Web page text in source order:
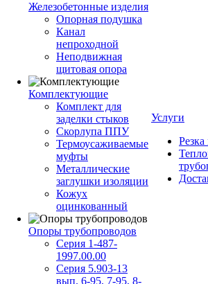
Железобетонные изделия
Опорная подушка
Канал
непроходной
Неподвижная
щитовая опора
Комплектующие
Комплект для
заделки стыков
Скорлупа ППУ
Термоусаживаемые
муфты
Металлические
заглушки изоляции
Кожух
оцинкованный
Опоры трубопроводов
Серия 1-487-
1997.00.00
Серия 5.903-13
вып. 6-95, 7-95, 8-
Услуги
Резка